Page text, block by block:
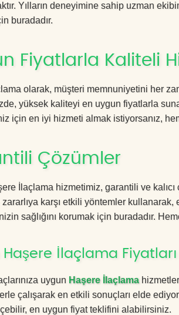
Yılların deneyimine sahip uzman
buradadır.
Fiyatlarla Kaliteli
olarak, müşteri memnuniyetini her
yüksek kaliteyi en uygun fiyatlarla
için en iyi hizmeti almak istiyorsanız,
Çözümler
İlaçlama hizmetimiz, garantili ve
zararlıya karşı etkili yöntemler
sağlığını korumak için buradadır.
İlaçlama Fiyatları
uygun Haşere İlaçlama
çalışarak en etkili sonuçları elde
en uygun fiyat teklifini alabilirsiniz.